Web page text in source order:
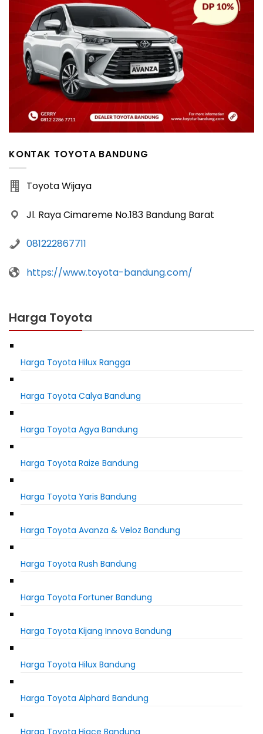
KONTAK TOYOTA BANDUNG
Toyota Wijaya
Jl. Raya Cimareme No.183 Bandung Barat
081222867711
https://www.toyota-bandung.com/
Harga Toyota
Harga Toyota Hilux Rangga
Harga Toyota Calya Bandung
Harga Toyota Agya Bandung
Harga Toyota Raize Bandung
Harga Toyota Yaris Bandung
Harga Toyota Avanza & Veloz Bandung
Harga Toyota Rush Bandung
Harga Toyota Fortuner Bandung
Harga Toyota Kijang Innova Bandung
Harga Toyota Hilux Bandung
Harga Toyota Alphard Bandung